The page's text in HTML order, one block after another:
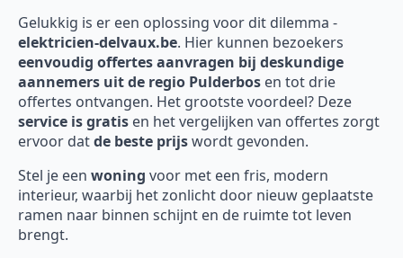
Gelukkig is er een oplossing voor dit dilemma -
elektricien-delvaux.be. Hier kunnen bezoekers
eenvoudig offertes aanvragen bij deskundige
aannemers uit de regio Pulderbos en tot drie
offertes ontvangen. Het grootste voordeel? Deze
service is gratis en het vergelijken van offertes zorgt
ervoor datde beste prijswordt gevonden.
Stel je een woning voor met een fris, modern
interieur, waarbij het zonlicht door nieuw geplaatste
ramen naar binnen schijnt en de ruimte tot leven
brengt.